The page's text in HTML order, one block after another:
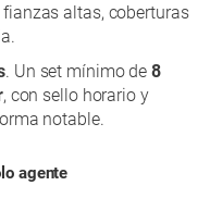
fianzas altas, coberturas
. Un set mínimo de8
, con sello horario y
notable.
agente